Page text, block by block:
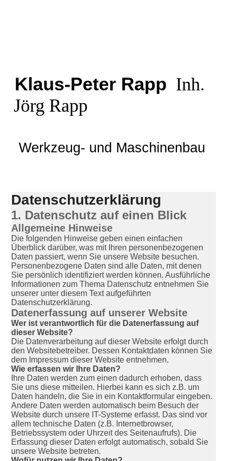
Klaus-Peter Rapp Inh.
Jörg Rapp
Werkzeug- und Maschinenbau
Datenschutzerklärung
1. Datenschutz auf einen Blick
Allgemeine Hinweise
Die folgenden Hinweise geben einen einfachen
Überblick darüber, was mit Ihren personenbezogenen
Daten passiert, wenn Sie unsere Website besuchen.
Personenbezogene Daten sind alle Daten, mit denen
Sie persönlich identifiziert werden können. Ausführliche
Informationen zum Thema Datenschutz entnehmen Sie
unserer unter diesem Text aufgeführten
Datenschutzerklärung.
Datenerfassung auf unserer Website
Wer ist verantwortlich für die Datenerfassung auf
dieser Website?
Die Datenverarbeitung auf dieser Website erfolgt durch
den Websitebetreiber. Dessen Kontaktdaten können Sie
dem Impressum dieser Website entnehmen.
Wie erfassen wir Ihre Daten?
Ihre Daten werden zum einen dadurch erhoben, dass
Sie uns diese mitteilen. Hierbei kann es sich z.B. um
Daten handeln, die Sie in ein Kontaktformular eingeben.
Andere Daten werden automatisch beim Besuch der
Website durch unsere IT-Systeme erfasst. Das sind vor
allem technische Daten (z.B. Internetbrowser,
Betriebssystem oder Uhrzeit des Seitenaufrufs). Die
Erfassung dieser Daten erfolgt automatisch, sobald Sie
unsere Website betreten.